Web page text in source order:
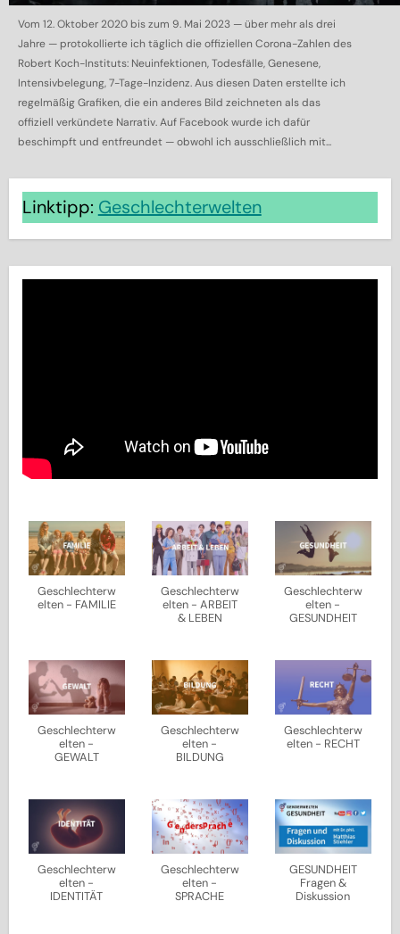
Vom 12. Oktober 2020 bis zum 9. Mai 2023 — über mehr als drei
Jahre — protokollierte ich täglich die offiziellen Corona-Zahlen des
Robert Koch-Instituts: Neuinfektionen, Todesfälle, Genesene,
Intensivbelegung, 7-Tage-Inzidenz. Aus diesen Daten erstellte ich
regelmäßig Grafiken, die ein anderes Bild zeichneten als das
offiziell verkündete Narrativ. Auf Facebook wurde ich dafür
beschimpft und entfreundet — obwohl ich ausschließlich mit...
Linktipp: Geschlechterwelten
Geschlechterw
elten - FAMILIE
Geschlechterw
elten - ARBEIT
& LEBEN
Geschlechterw
elten -
GESUNDHEIT
Geschlechterw
elten -
GEWALT
Geschlechterw
elten -
BILDUNG
Geschlechterw
elten - RECHT
Geschlechterw
elten -
IDENTITÄT
Geschlechterw
elten -
SPRACHE
GESUNDHEIT
Fragen &
Diskussion